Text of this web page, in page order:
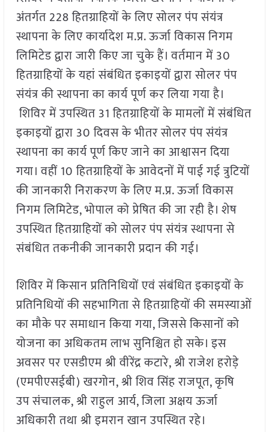
अंतर्गत 228 हितग्राहियों के लिए सोलर पंप संयंत्र
स्थापना के लिए कार्यादेश म.प्र. ऊर्जा विकास निगम
लिमिटेड द्वारा जारी किए जा चुके हैं। वर्तमान में 30
हितग्राहियों के यहां संबंधित इकाइयों द्वारा सोलर पंप
संयंत्र की स्थापना का कार्य पूर्ण कर लिया गया है।
शिविर में उपस्थित 31 हितग्राहियों के मामलों में संबंधित
इकाइयों द्वारा 30 दिवस के भीतर सोलर पंप संयंत्र
स्थापना का कार्य पूर्ण किए जाने का आश्वासन दिया
गया। वहीं 10 हितग्राहियों के आवेदनों में पाई गई त्रुटियों
की जानकारी निराकरण के लिए म.प्र. ऊर्जा विकास
निगम लिमिटेड, भोपाल को प्रेषित की जा रही है। शेष
उपस्थित हितग्राहियों को सोलर पंप संयंत्र स्थापना से
संबंधित तकनीकी जानकारी प्रदान की गई।
शिविर में किसान प्रतिनिधियों एवं संबंधित इकाइयों के
प्रतिनिधियों की सहभागिता से हितग्राहियों की समस्याओं
का मौके पर समाधान किया गया, जिससे किसानों को
योजना का अधिकतम लाभ सुनिश्चित हो सके। इस
अवसर पर एसडीएम श्री वीरेंद्र कटारे, श्री राजेश हरोड़े
(एमपीएसईबी) खरगोन, श्री शिव सिंह राजपूत, कृषि
उप संचालक, श्री राहुल आर्य, जिला अक्षय ऊर्जा
अधिकारी तथा श्री इमरान खान उपस्थित रहे।